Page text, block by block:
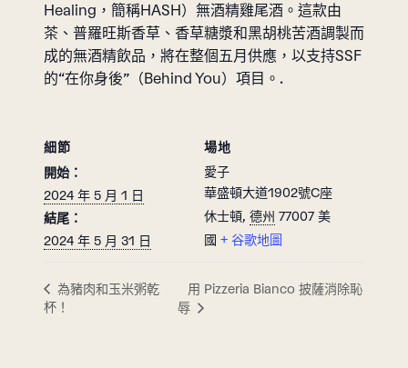
Healing，簡稱HASH）無酒精雞尾酒。這款由
茶、普羅旺斯香草、香草糖漿和黑胡桃苦酒調製而
成的無酒精飲品，將在整個五月供應，以支持SSF
的“在你身後”（Behind You）項目。.
細節
開始：
2024 年 5 月 1 日
結尾：
2024 年 5 月 31 日
場地
愛子
華盛頓大道1902號C座
休士頓, 德州 77007 美
國 + 谷歌地圖
為豬肉和玉米粥乾
杯！
用 Pizzeria Bianco 披薩消除恥
辱